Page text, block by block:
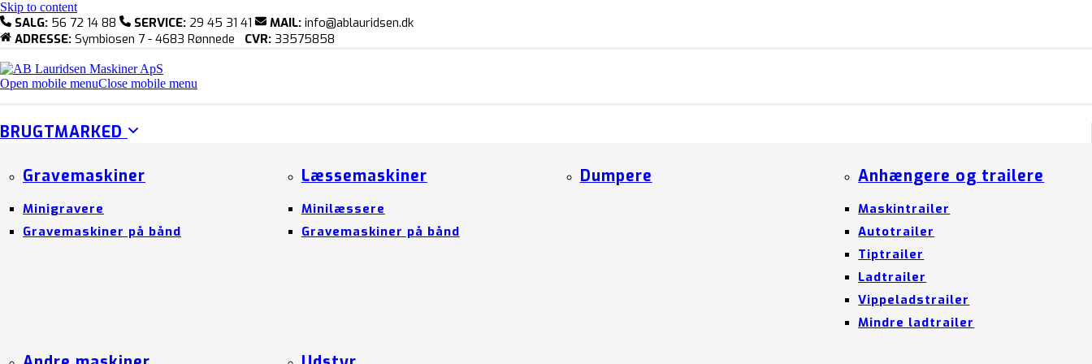
Skip to content
SALG: 56 72 14 88 SERVICE: 29 45 31 41 MAIL: info@ablauridsen.dk
ADRESSE: Symbiosen 7 - 4683 Rønnede CVR: 33575858
Open mobile menuClose mobile menu
BRUGTMARKED
Gravemaskiner
Minigravere
Gravemaskiner på bånd
Læssemaskiner
Minilæssere
Gravemaskiner på bånd
Dumpere Anhængere og trailere
Maskintrailer
Autotrailer
Tiptrailer
Ladtrailer
Vippeladstrailer
Mindre ladtrailer